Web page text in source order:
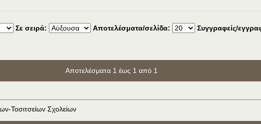
Σε σειρά: Αποτελέσματα/σελίδα: Συγγραφείς/
Αποτελέσματα 1 έως 1 από 1
Τοσιτσείων Σχολείων